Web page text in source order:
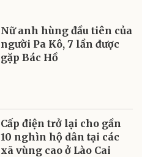
Nữ anh hùng đầu tiên của
người Pa Kô, 7 lần được
gặp Bác Hồ
Cấp điện trở lại cho gần
10 nghìn hộ dân tại các
xã vùng cao ở Lào Cai